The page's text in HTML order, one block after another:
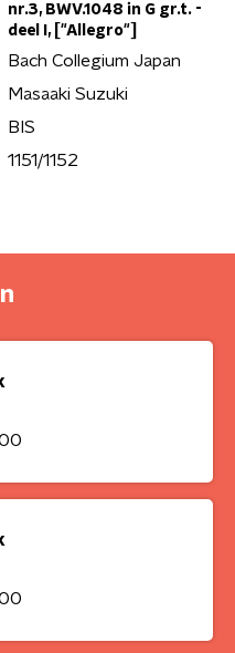
nr.3, BWV.1048 in G gr.t. -
deel I, ["Allegro"]
Bach Collegium Japan
Masaaki Suzuki
BIS
1151/1152